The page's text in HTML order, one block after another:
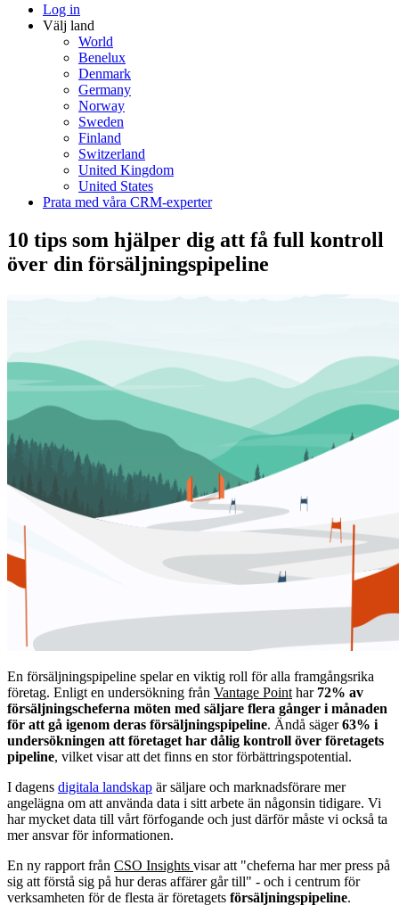
Log in
Välj land
World
Benelux
Denmark
Germany
Norway
Sweden
Finland
Switzerland
United Kingdom
United States
Prata med våra CRM-experter
10 tips som hjälper dig att få full kontroll
över din försäljningspipeline
En försäljningspipeline spelar en viktig roll för alla framgångsrika
företag. Enligt en undersökning från Vantage Point har 72% av
försäljningscheferna möten med säljare flera gånger i månaden
för att gå igenom deras försäljningspipeline. Ändå säger63% i
undersökningen att företaget har dålig kontroll över företagets
pipeline, vilket visar att det finns en stor förbättringspotential.
I dagens digitala landskap är säljare och marknadsförare mer
angelägna om att använda data i sitt arbete än någonsin tidigare. Vi
har mycket data till vårt förfogande och just därför måste vi också ta
mer ansvar för informationen.
En ny rapport från CSO Insights visar att "cheferna har mer press på
sig att förstå sig på hur deras affärer går till" - och i centrum för
verksamheten för de flesta är företagets försäljningspipeline.